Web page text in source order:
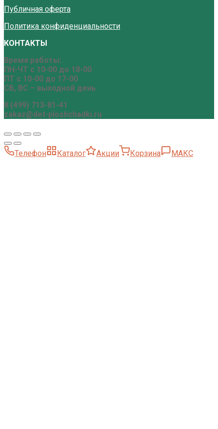
Публичная оферта
Политика конфиденциальности
КОНТАКТЫ
Время работы:
ПН-ЧТ с 10-00 до 18-00
ПТ с 10-00 до 17-00
СБ, ВС – выходной день
8 (499) 713-81-41
zakaz@det-ploshchadki.ru
Телефон Каталог Акции Корзина МАКС